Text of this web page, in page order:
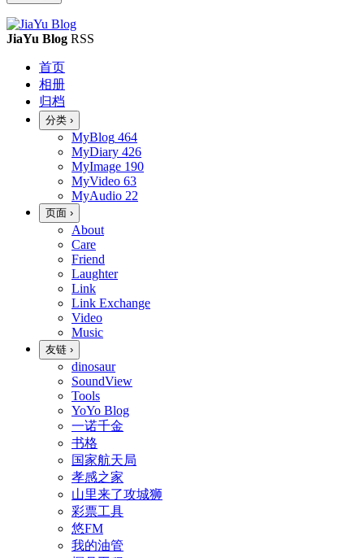
JiaYu Blog RSS
首页
相册
归档
分类 ›
MyBlog 464
MyDiary 426
MyImage 190
MyVideo 63
MyAudio 22
页面 ›
About
Care
Friend
Laughter
Link
Link Exchange
Video
Music
友链 ›
dinosaur
SoundView
Tools
YoYo Blog
一诺千金
书格
国家航天局
孝感之家
山里来了攻城狮
彩票工具
悠FM
我的油管